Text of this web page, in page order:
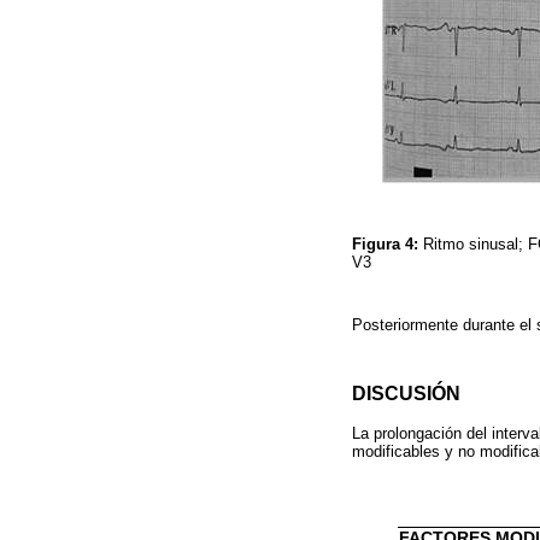
Figura 4: Ritmo sinusal;
V3
Posteriormente durante
DISCUSIÓN
La prolongación del
modificables y no